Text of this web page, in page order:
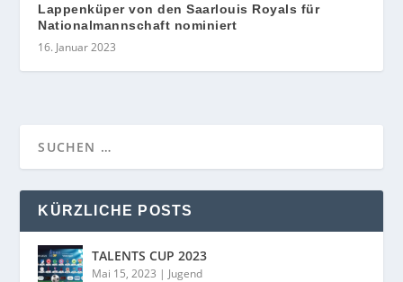
Lappenküper von den Saarlouis Royals für
Nationalmannschaft nominiert
16. Januar 2023
KÜRZLICHE POSTS
TALENTS CUP 2023
Mai 15, 2023 | Jugend